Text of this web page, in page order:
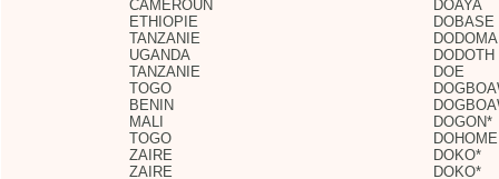
CAMEROUN
DOAYA
ETHIOPIE
DOBASE
TANZANIE
DODOMA
UGANDA
DODOTH
TANZANIE
DOE
TOGO
BENIN
MALI
DOGON*
TOGO
DOHOME
ZAIRE
DOKO*
ZAIRE
DOKO*